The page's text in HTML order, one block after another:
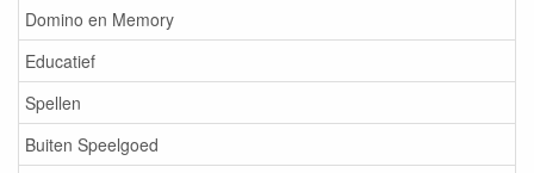
Domino en Memory
Educatief
Spellen
Buiten Speelgoed